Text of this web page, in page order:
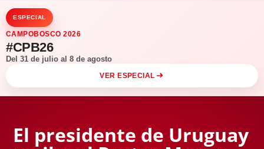
ESPECIAL
CAMPOBOSCO 2026
#CPB26
Del 31 de julio al 8 de agosto
VER ESPECIAL
El presidente de Uruguay